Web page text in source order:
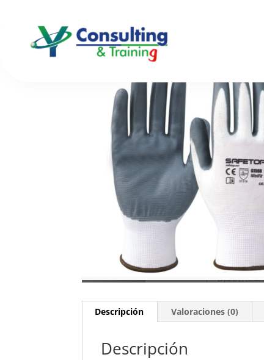
Inicio/Guantes/ G156B. NITRIFIT
Descripción Valoraciones (0)
Descripción